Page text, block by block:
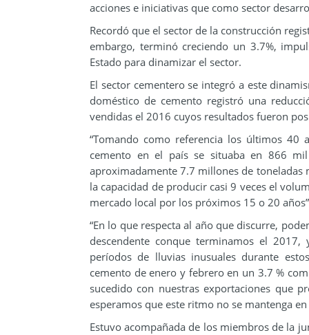
acciones e iniciativas que como sector
Recordó que el sector de la construcción
embargo, terminó creciendo un 3.7%,
Estado para dinamizar el sector.
El sector cementero se integró a este
doméstico de cemento registró una
vendidas el 2016 cuyos resultados fueron
“Tomando como referencia los últimos 40
cemento en el país se situaba en 866
aproximadamente 7.7 millones de
la capacidad de producir casi 9 veces el
mercado local por los próximos 15 o 20
“En lo que respecta al año que discurre,
descendente conque terminamos el
períodos de lluvias inusuales durante
cemento de enero y febrero en un 3.7 %
sucedido con nuestras exportaciones que
esperamos que este ritmo no se mantenga
Estuvo acompañada de los miembros de la